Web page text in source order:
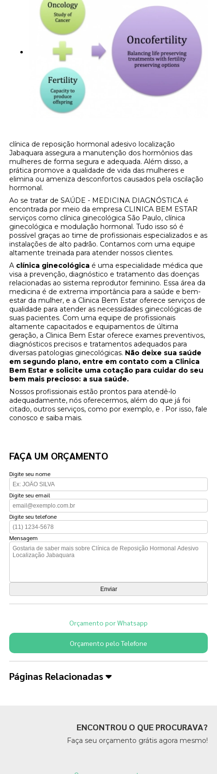
clínica de reposição hormonal adesivo localização
Jabaquara assegura a manutenção dos hormônios das
mulheres de forma segura e adequada. Além disso, a
prática promove a qualidade de vida das mulheres e
elimina ou ameniza desconfortos causados pela oscilação
hormonal.
Ao se tratar de SAÚDE - MEDICINA DIAGNÓSTICA é
encontrada por meio da empresa CLINICA BEM ESTAR
serviços como clínica ginecológica São Paulo, clínica
ginecológica e modulação hormonal. Tudo isso só é
possível graças ao time de profissionais especializados e as
instalações de alto padrão. Contamos com uma equipe
altamente treinada para atender nossos clientes.
A clínica ginecológica é uma especialidade médica que
visa a prevenção, diagnóstico e tratamento das doenças
relacionadas ao sistema reprodutor feminino. Essa área da
medicina é de extrema importância para a saúde e bem-
estar da mulher, e a Clinica Bem Estar oferece serviços de
qualidade para atender as necessidades ginecológicas de
suas pacientes. Com uma equipe de profissionais
altamente capacitados e equipamentos de última
geração, a Clinica Bem Estar oferece exames preventivos,
diagnósticos precisos e tratamentos adequados para
diversas patologias ginecológicas. Não deixe sua saúde
em segundo plano, entre em contato com a Clinica
Bem Estar e solicite uma cotação para cuidar do seu
bem mais precioso: a sua saúde.
Nossos profissionais estão prontos para atendê-lo
adequadamente, nós oferecermos, além do que já foi
citado, outros serviços, como por exemplo, e . Por isso, fale
conosco e saiba mais.
FAÇA UM ORÇAMENTO
Digite seu nome
Digite seu email
Digite seu telefone
Mensagem
Orçamento por Whatsapp
Orçamento pelo Telefone
Páginas Relacionadas
ENCONTROU O QUE PROCURAVA?
Faça seu orçamento grátis agora mesmo!